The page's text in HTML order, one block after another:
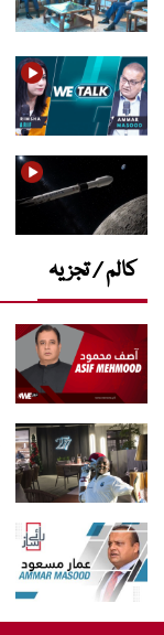
کالم / تجزیہ